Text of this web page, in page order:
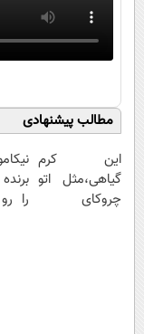
مطالب پیشنهادی
این کرم
گیاهی،مثل اتو
چروکای